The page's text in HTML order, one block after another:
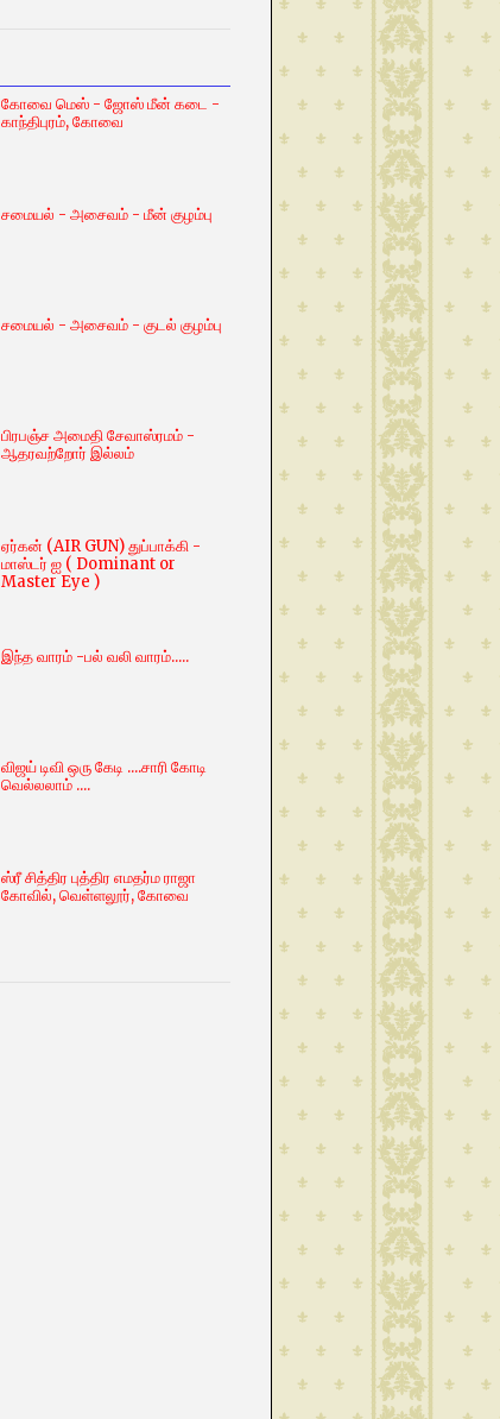
கோவை மெஸ் - ஜோஸ் மீன் கடை -
காந்திபுரம், கோவை
சமையல் - அசைவம் - மீன் குழம்பு
சமையல் - அசைவம் - குடல் குழம்பு
பிரபஞ்ச அமைதி சேவாஸ்ரமம் -
ஆதரவற்றோர் இல்லம்
ஏர்கன் (AIR GUN) துப்பாக்கி -
மாஸ்டர் ஐ ( Dominant or
Master Eye )
இந்த வாரம் -பல் வலி வாரம்.....
விஜய் டிவி ஒரு கேடி ....சாரி கோடி
வெல்லலாம் ....
ஸ்ரீ சித்திர புத்திர எமதர்ம ராஜா
கோவில், வெள்ளலூர், கோவை